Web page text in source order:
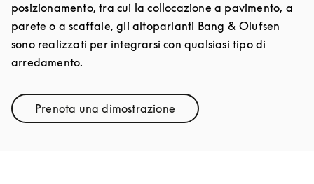
posizionamento, tra cui la collocazione a pavimento, a
parete o a scaffale, gli altoparlanti Bang & Olufsen
sono realizzati per integrarsi con qualsiasi tipo di
arredamento.
Prenota una dimostrazione
Link Opens in New Tab